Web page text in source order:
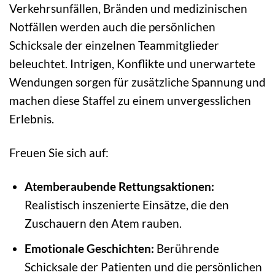
Verkehrsunfällen, Bränden und medizinischen
Notfällen werden auch die persönlichen
Schicksale der einzelnen Teammitglieder
beleuchtet. Intrigen, Konflikte und unerwartete
Wendungen sorgen für zusätzliche Spannung und
machen diese Staffel zu einem unvergesslichen
Erlebnis.
Freuen Sie sich auf:
Atemberaubende Rettungsaktionen:
Realistisch inszenierte Einsätze, die den
Zuschauern den Atem rauben.
Emotionale Geschichten: Berührende
Schicksale der Patienten und die persönlichen